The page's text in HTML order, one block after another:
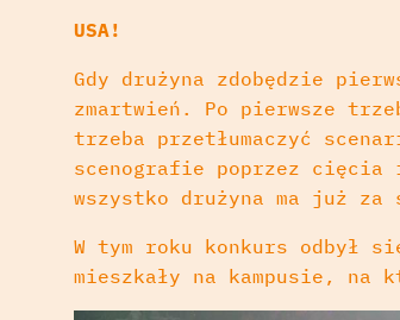
USA!
Gdy drużyna zdobędzie
zmartwień. Po pierwsze
trzeba przetłumaczyć
scenografie poprzez
wszystko drużyna ma już
W tym roku konkurs odbył
mieszkały na kampusie, na